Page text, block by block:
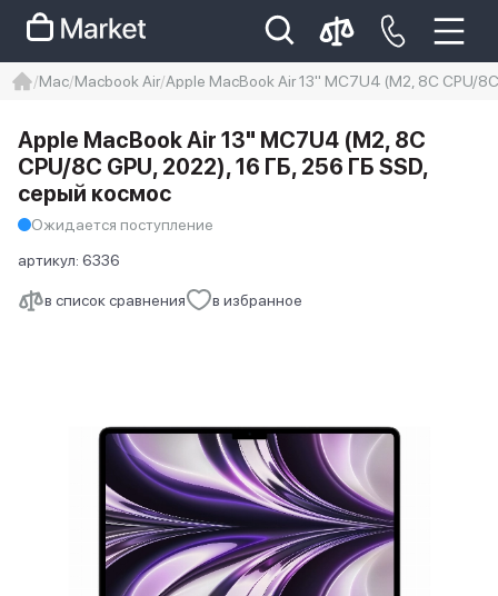
Iphone 14 pro max
айфон 14
Mac Macbook Air Apple MacBook Air 13" MC7U4 (M2, 8C CPU/
в список сравнения в избранное
Apple MacBook Air 13" MC7U4 (M2, 8C
CPU/8C GPU, 2022), 16 ГБ, 256 ГБ SSD,
серый космос
Ожидается поступление
артикул: 6336